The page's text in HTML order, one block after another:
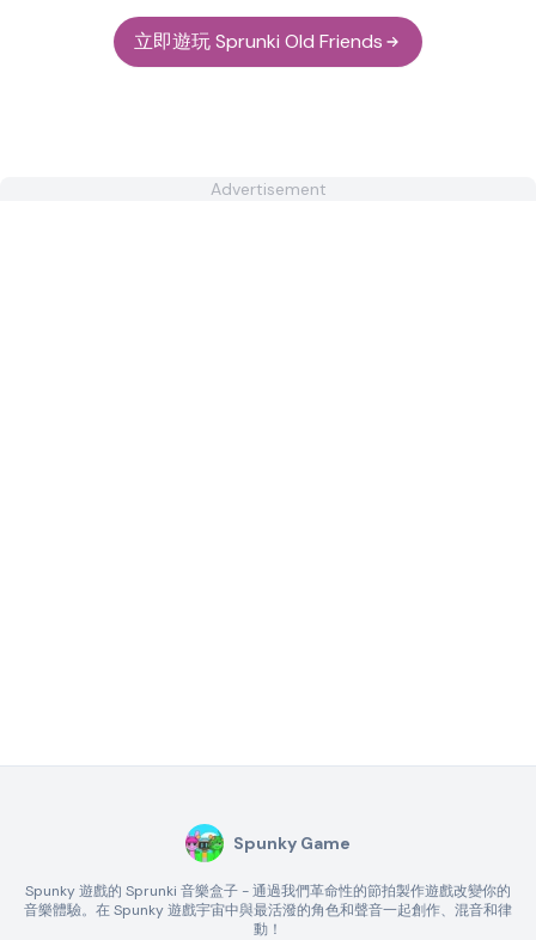
立即遊玩 Sprunki Old Friends
Advertisement
Spunky Game
Spunky 遊戲的 Sprunki 音樂盒子 - 通過我們革命性的節拍製作遊戲改變你的
音樂體驗。在 Spunky 遊戲宇宙中與最活潑的角色和聲音一起創作、混音和律
動！